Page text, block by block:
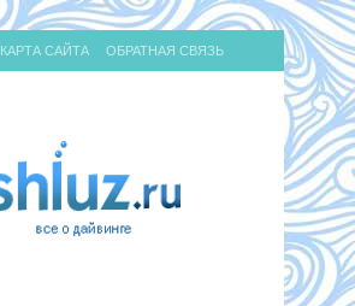
КАРТА САЙТА ОБРАТНАЯ СВЯЗЬ